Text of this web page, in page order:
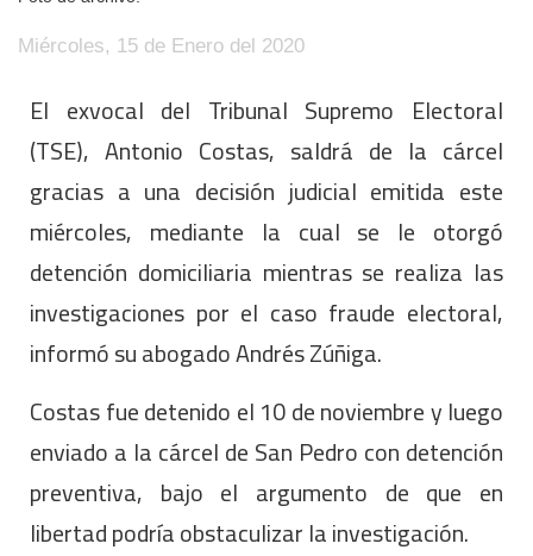
Miércoles, 15 de Enero del 2020
El exvocal del Tribunal Supremo Electoral
(TSE), Antonio Costas, saldrá de la cárcel
gracias a una decisión judicial emitida este
miércoles, mediante la cual se le otorgó
detención domiciliaria mientras se realiza las
investigaciones por el caso fraude electoral,
informó su abogado Andrés Zúñiga.
Costas fue detenido el 10 de noviembre y luego
enviado a la cárcel de San Pedro con detención
preventiva, bajo el argumento de que en
libertad podría obstaculizar la investigación.